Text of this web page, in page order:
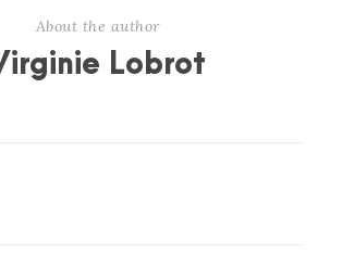
About the author
Lobrot